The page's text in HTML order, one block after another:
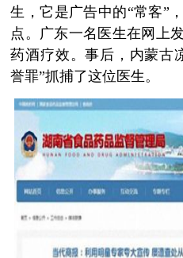
生，它是广告中的“常客”
点。广东一名医生在网上
药酒疗效。事后，内蒙古
誉罪”抓捕了这位医生。